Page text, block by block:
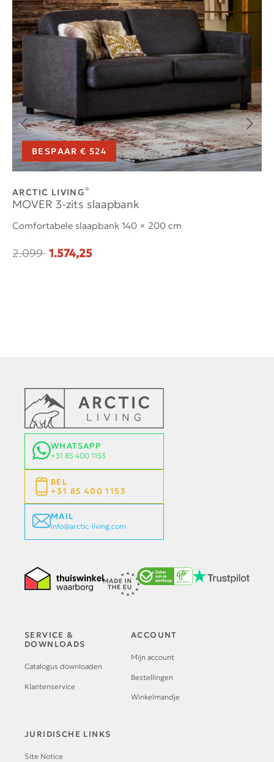
BESPAAR € 524
ARCTIC LIVING®
MOVER 3-zits slaapbank
Comfortabele slaapbank 140 × 200 cm
2.099 1.574,25
WHATSAPP
+31 85 400 1153
BEL
+31 85 400 1153
MAIL
info@arctic-living.com
SERVICE &
DOWNLOADS
Catalogus downloaden
Klantenservice
ACCOUNT
Mijn account
Bestellingen
Winkelmandje
JURIDISCHE LINKS
Site Notice